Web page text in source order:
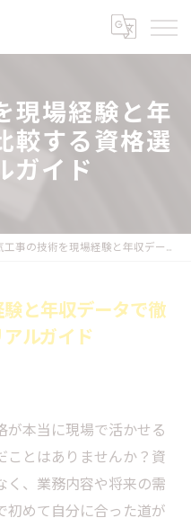
現場経験と年
較する資格選
ガイド
の技術を現場経験と年収データで徹底比較する資格選びのリアルガイド
と年収データで徹
ルガイド
本当に現場で活かせる
ことはありませんか？資
、業務内容や将来の需
初めて自分に合った道が